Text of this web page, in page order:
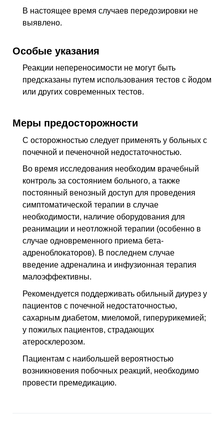
В настоящее время случаев передозировки не
выявлено.
Особые указания
Реакции непереносимости не могут быть
предсказаны путем использования тестов с йодом
или других современных тестов.
Меры предосторожности
С осторожностью следует применять у больных с
почечной и печеночной недостаточностью.
Во время исследования необходим врачебный
контроль за состоянием больного, а также
постоянный венозный доступ для проведения
симптоматической терапии в случае
необходимости, наличие оборудования для
реанимации и неотложной терапии (особенно в
случае одновременного приема бета-
адреноблокаторов). В последнем случае
введение адреналина и инфузионная терапия
малоэффективны.
Рекомендуется поддерживать обильный диурез у
пациентов с почечной недостаточностью,
сахарным диабетом, миеломой, гиперурикемией;
у пожилых пациентов, страдающих
атеросклерозом.
Пациентам с наибольшей вероятностью
возникновения побочных реакций, необходимо
провести премедикацию.